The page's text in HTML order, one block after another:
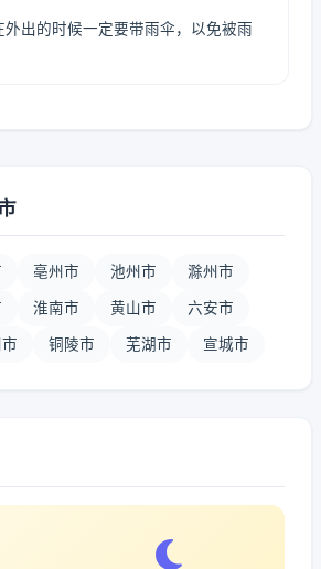
出的时候一定要带雨伞，以免被雨
亳州市 池州市 滁州市
淮南市 黄山市 六安市
铜陵市 芜湖市 宣城市